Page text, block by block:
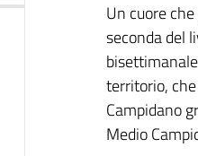
Un cuore
seconda del
territorio,
Campidano
Medio